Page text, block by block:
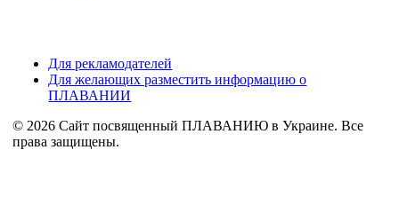
Для рекламодателей
Для желающих разместить информацию о
ПЛАВАНИИ
© 2026 Сайт посвященный ПЛАВАНИЮ в Украине. Все
права защищены.